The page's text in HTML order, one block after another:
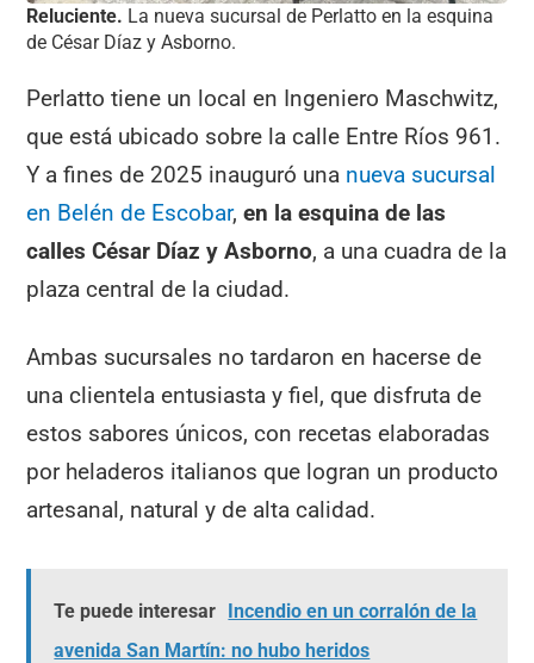
Reluciente. La nueva sucursal de Perlatto en la esquina
de César Díaz y Asborno.
Perlatto tiene un local en Ingeniero Maschwitz,
que está ubicado sobre la calle Entre Ríos 961.
Y a fines de 2025 inauguró una nueva sucursal
en Belén de Escobar,en la esquina de las
calles César Díaz y Asborno, a una cuadra de la
plaza central de la ciudad.
Ambas sucursales no tardaron en hacerse de
una clientela entusiasta y fiel, que disfruta de
estos sabores únicos, con recetas elaboradas
por heladeros italianos que logran un producto
artesanal, natural y de alta calidad.
Te puede interesar Incendio en un corralón de la
avenida San Martín: no hubo heridos